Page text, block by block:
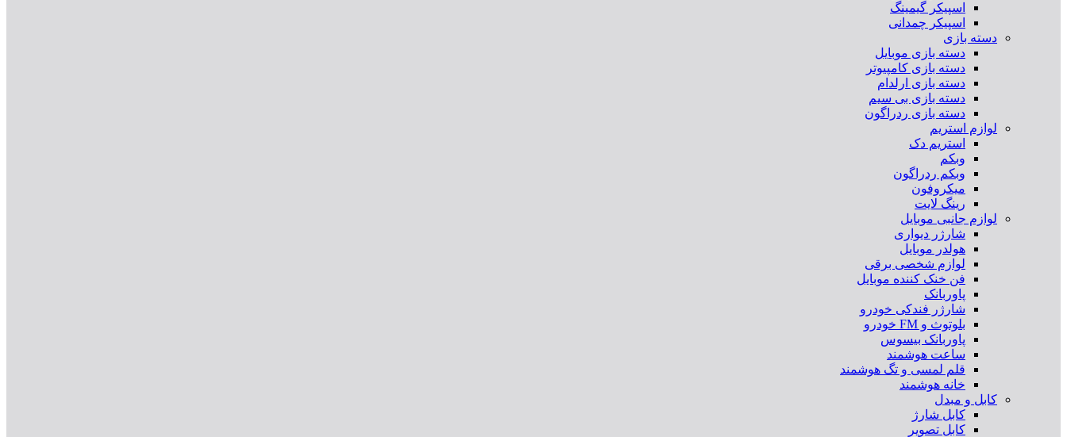
اسپیکر گیمینگ
اسپیکر چمدانی
دسته بازی
دسته بازی موبایل
دسته بازی کامپیوتر
دسته بازی ارلدام
دسته بازی بی سیم
دسته بازی ردراگون
لوازم استریم
استریم دک
وبکم
وبکم ردراگون
میکروفون
رینگ لایت
لوازم جانبی موبایل
شارژر دیواری
هولدر موبایل
لوازم شخصی برقی
فن خنک کننده موبایل
پاوربانک
شارژر فندکی خودرو
بلوتوث و FM خودرو
پاوربانک بیسوس
ساعت هوشمند
قلم لمسی و تگ هوشمند
خانه هوشمند
کابل و مبدل
کابل شارژ
کابل تصویر